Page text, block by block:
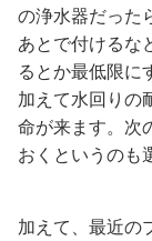
の浄水器だった
あとで付けるな
るとか最低限に
加えて水回りの
命が来ます。次
おくというのも
加えて、最近の